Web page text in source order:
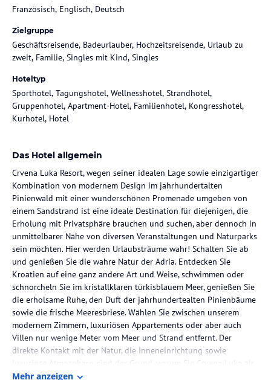
Französisch, Englisch, Deutsch
Zielgruppe
Geschäftsreisende, Badeurlauber, Hochzeitsreisende, Urlaub zu
zweit, Familie, Singles mit Kind, Singles
Hoteltyp
Sporthotel, Tagungshotel, Wellnesshotel, Strandhotel,
Gruppenhotel, Apartment-Hotel, Familienhotel, Kongresshotel,
Kurhotel, Hotel
Das Hotel allgemein
Crvena Luka Resort, wegen seiner idealen Lage sowie einzigartiger
Kombination von modernem Design im jahrhundertalten
Pinienwald mit einer wunderschönen Promenade umgeben von
einem Sandstrand ist eine ideale Destination für diejenigen, die
Erholung mit Privatsphäre brauchen und suchen, aber dennoch in
unmittelbarer Nähe von diversen Veranstaltungen und Naturparks
sein möchten. Hier werden Urlaubsträume wahr! Schalten Sie ab
und genießen Sie die wahre Natur der Adria. Entdecken Sie
Kroatien auf eine ganz andere Art und Weise, schwimmen oder
schnorcheln Sie im kristallklaren türkisblauem Meer, genießen Sie
die erholsame Ruhe, den Duft der jahrhundertealten Pinienbäume
sowie die frische Meeresbriese. Wählen Sie zwischen unserem
modernem Zimmern, luxuriösen Appartements oder aber auch
Villen nur wenige Meter vom Meer und Strand entfernt. Der
direkte Kontakt mit der Natur, die Inneneinrichtung sowie
luxuriöse Atmosphäre, sind der Grund, warum Sie Crvena Luka als
idealen Ort für Ihren exklusiven Urlaub an einem der schönsten
Mehr anzeigen